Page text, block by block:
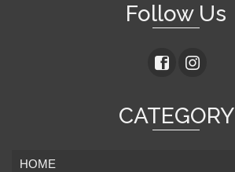
Follow Us
CATEGORY
HOME